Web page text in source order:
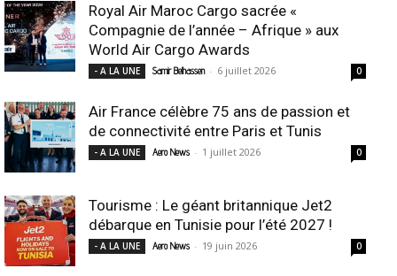
Royal Air Maroc Cargo sacrée «
Compagnie de l’année – Afrique » aux
World Air Cargo Awards
- A LA UNE Samir Belhassen - 6 juillet 2026 0
Air France célèbre 75 ans de passion et
de connectivité entre Paris et Tunis
- A LA UNE Aero News - 1 juillet 2026 0
Tourisme : Le géant britannique Jet2
débarque en Tunisie pour l’été 2027 !
- A LA UNE Aero News - 19 juin 2026 0